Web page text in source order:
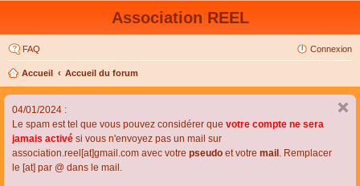
Association REEL
FAQ Connexion
Accueil Accueil du forum
04/01/2024 :
Le spam est tel que vous pouvez considérer que votre compte ne sera
jamais activé si vous n'envoyez pas un mail sur
association.reel[at]gmail.com avec votre pseudo et votre mail . Remplacer
le [at] par @ dans le mail.